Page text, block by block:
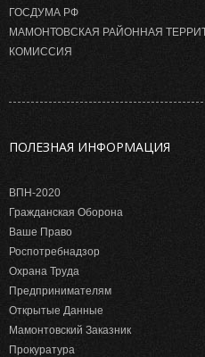
ГОСДУМА РФ
МАМОНТОВСКАЯ РАЙОННАЯ
КОМИССИЯ
ПОЛЕЗНАЯ ИНФОРМАЦИЯ
ВПН-2020
Гражданская Оборона
Ваше Право
Роспотребнадзор
Охрана Труда
Предпринимателям
Открытые Данные
Мамонтовский Заказник
Прокуратура